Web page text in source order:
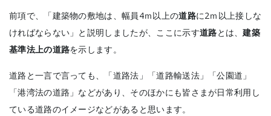
前項で、「建築物の敷地は、幅員4ｍ以上の道路に2ｍ以上接しな
ければならない」と説明しましたが、ここに示す道路とは、建築
基準法上の道路を示します。
道路と一言で言っても、「道路法」「道路輸送法」「公園道」
「港湾法の道路」などがあり、そのほかにも皆さまが日常利用し
ている道路のイメージなどがあると思います。